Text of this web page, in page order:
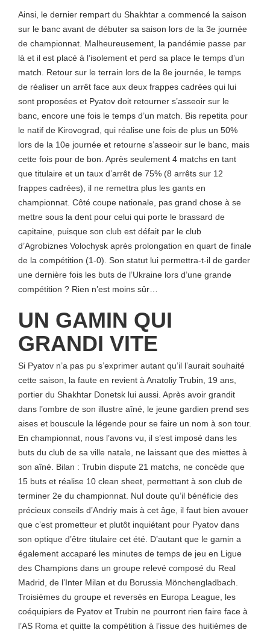
Ainsi, le dernier rempart du Shakhtar a commencé la saison
sur le banc avant de débuter sa saison lors de la 3e journée
de championnat. Malheureusement, la pandémie passe par
là et il est placé à l’isolement et perd sa place le temps d’un
match. Retour sur le terrain lors de la 8e journée, le temps
de réaliser un arrêt face aux deux frappes cadrées qui lui
sont proposées et Pyatov doit retourner s’asseoir sur le
banc, encore une fois le temps d’un match. Bis repetita pour
le natif de Kirovograd, qui réalise une fois de plus un 50%
lors de la 10e journée et retourne s’asseoir sur le banc, mais
cette fois pour de bon. Après seulement 4 matchs en tant
que titulaire et un taux d’arrêt de 75% (8 arrêts sur 12
frappes cadrées), il ne remettra plus les gants en
championnat. Côté coupe nationale, pas grand chose à se
mettre sous la dent pour celui qui porte le brassard de
capitaine, puisque son club est défait par le club
d’Agrobiznes Volochysk après prolongation en quart de finale
de la compétition (1-0). Son statut lui permettra-t-il de garder
une dernière fois les buts de l’Ukraine lors d’une grande
compétition ? Rien n’est moins sûr…
UN GAMIN QUI
GRANDI VITE
Si Pyatov n’a pas pu s’exprimer autant qu’il l’aurait souhaité
cette saison, la faute en revient à Anatoliy Trubin, 19 ans,
portier du Shakhtar Donetsk lui aussi. Après avoir grandit
dans l’ombre de son illustre aîné, le jeune gardien prend ses
aises et bouscule la légende pour se faire un nom à son tour.
En championnat, nous l’avons vu, il s’est imposé dans les
buts du club de sa ville natale, ne laissant que des miettes à
son aîné. Bilan : Trubin dispute 21 matchs, ne concède que
15 buts et réalise 10 clean sheet, permettant à son club de
terminer 2e du championnat. Nul doute qu’il bénéficie des
précieux conseils d’Andriy mais à cet âge, il faut bien avouer
que c’est prometteur et plutôt inquiétant pour Pyatov dans
son optique d’être titulaire cet été. D’autant que le gamin a
également accaparé les minutes de temps de jeu en Ligue
des Champions dans un groupe relevé composé du Real
Madrid, de l’Inter Milan et du Borussia Mönchengladbach.
Troisièmes du groupe et reversés en Europa League, les
coéquipiers de Pyatov et Trubin ne pourront rien faire face à
l’AS Roma et quitte la compétition à l’issue des huitièmes de